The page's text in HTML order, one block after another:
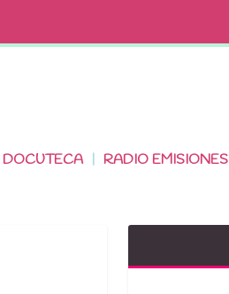
DOCUTECA RADIO EMISIONES